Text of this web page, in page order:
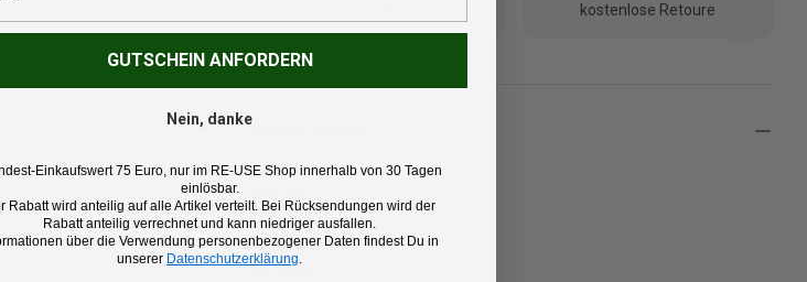
kostenlose Retoure
Mammut
Produkt:
GUTSCHEIN ANFORDERN
Nein, danke
Einkaufswert 75 Euro, nur im RE-USE Shop innerhalb von 30 Tagen
einlösbar.
Rabatt wird anteilig auf alle Artikel verteilt. Bei Rücksendungen wird der
Rabatt anteilig verrechnet und kann niedriger ausfallen.
über die Verwendung personenbezogener Daten findest Du in
unserer Datenschutzerklärung